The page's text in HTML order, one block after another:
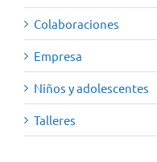
Colaboraciones
Empresa
Niños y adolescentes
Talleres